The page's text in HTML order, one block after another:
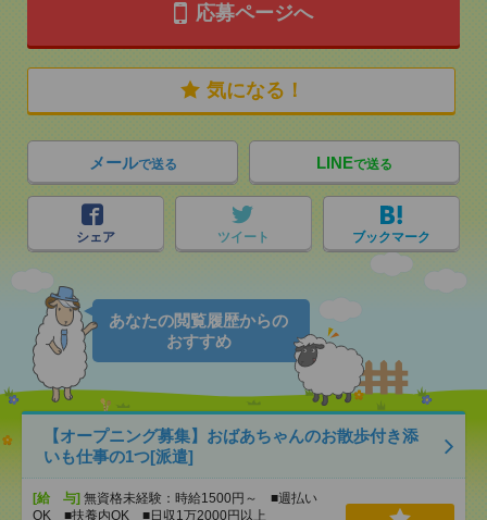
応募ページへ
気になる！
メールで送る LINEで送る
シェア ツイート ブックマーク
あなたの閲覧履歴からの
おすすめ
【オープニング募集】おばあちゃんのお散歩付き添
いも仕事の1つ[派遣]
[給 与] 無資格未経験：時給1500円～ ■週払い
OK ■扶養内OK ■日収1万2000円以上